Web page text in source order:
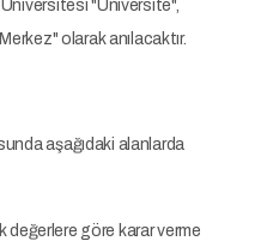
"Üniversite",
olarak anılacaktır.
aşağıdaki alanlarda
göre karar verme